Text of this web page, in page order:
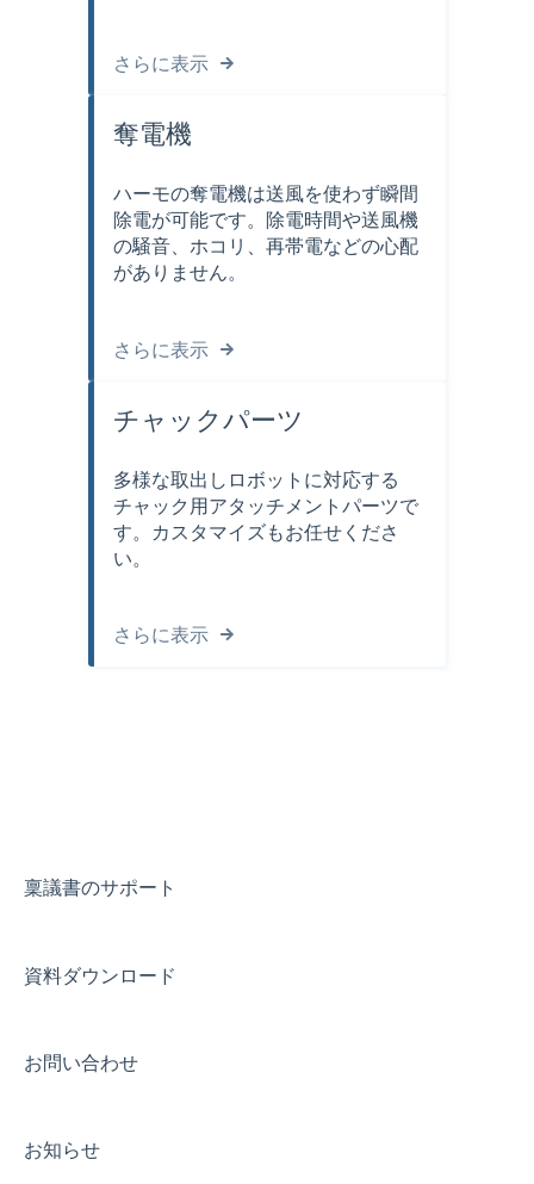
さらに表示
奪電機
ハーモの奪電機は送風を使わず瞬間
除電が可能です。除電時間や送風機
の騒音、ホコリ、再帯電などの心配
がありません。
さらに表示
チャックパーツ
多様な取出しロボットに対応する
チャック用アタッチメントパーツで
す。カスタマイズもお任せくださ
い。
さらに表示
稟議書のサポート
資料ダウンロード
お問い合わせ
お知らせ